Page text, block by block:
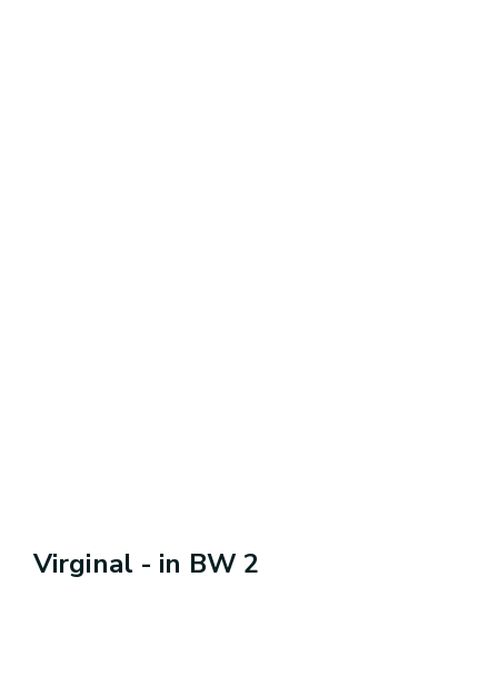
Virginal - in BW 2